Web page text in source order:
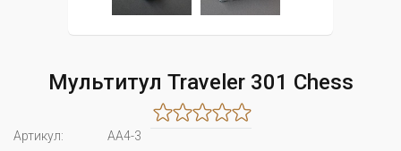
Мультитул Traveler 301 Сhess
Артикул:
AA4-3